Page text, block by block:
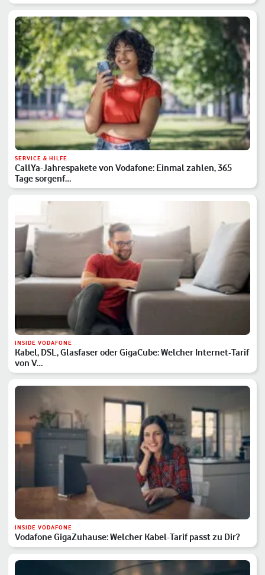
SERVICE & HILFE
CallYa-Jahrespakete von Vodafone: Einmal zahlen, 365
Tage sorgenf…
INSIDE VODAFONE
Kabel, DSL, Glasfaser oder GigaCube: Welcher Internet-Tarif
von V…
INSIDE VODAFONE
Vodafone GigaZuhause: Welcher Kabel-Tarif passt zu Dir?